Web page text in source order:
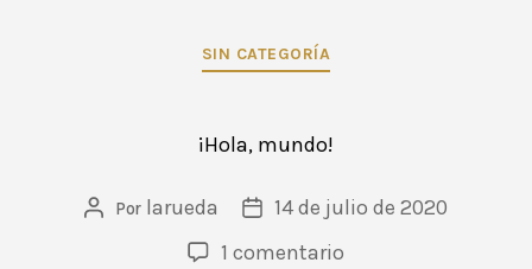
SIN CATEGORÍA
¡Hola, mundo!
Por larueda
14 de julio de 2020
1 comentario